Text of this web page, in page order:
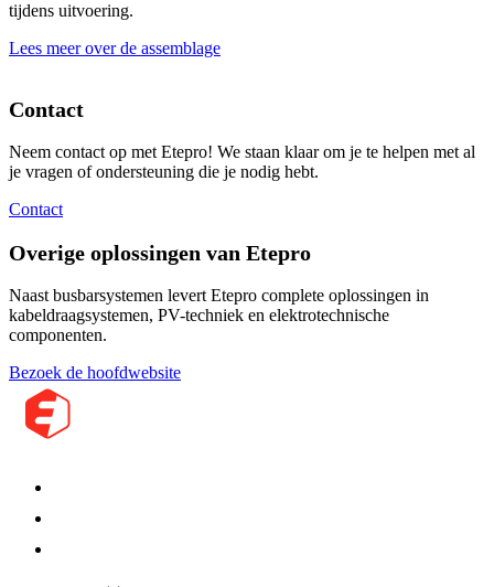
tijdens uitvoering.
Lees meer over de assemblage
Contact
Neem contact op met Etepro! We staan klaar om je te helpen met al
je vragen of ondersteuning die je nodig hebt.
Contact
Overige oplossingen van Etepro
Naast busbarsystemen levert Etepro complete oplossingen in
kabeldraagsystemen, PV-techniek en elektrotechnische
componenten.
Bezoek de hoofdwebsite